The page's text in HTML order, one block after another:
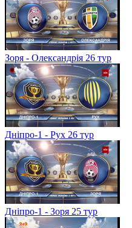
Зоря - Олександрія 26 тур
Дніпро-1 - Рух 26 тур
Дніпро-1 - Зоря 25 тур